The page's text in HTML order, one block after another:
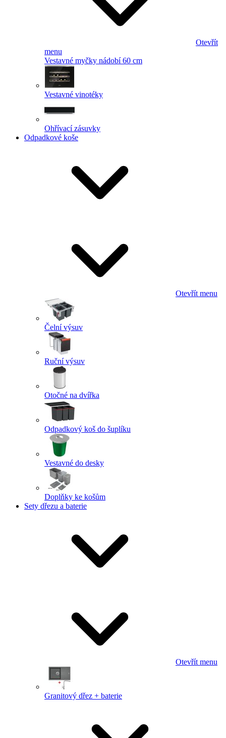
Otevřít
menu
Vestavné myčky nádobí 60 cm
Vestavné vinotéky
Ohřívací zásuvky
Odpadkové koše
Otevřít menu
Čelní výsuv
Ruční výsuv
Otočné na dvířka
Odpadkový koš do šuplíku
Vestavné do desky
Doplňky ke košům
Sety dřezu a baterie
Otevřít menu
Granitový dřez + baterie